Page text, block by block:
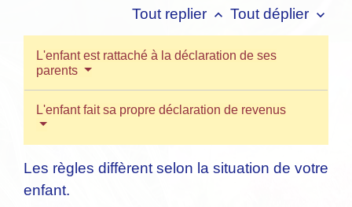
Tout replier keyboard_arrow_up Tout déplier keyboard_arrow_down
L'enfant est rattaché à la déclaration de ses
parents
L'enfant fait sa propre déclaration de revenus
Les règles diffèrent selon la situation de votre
enfant.